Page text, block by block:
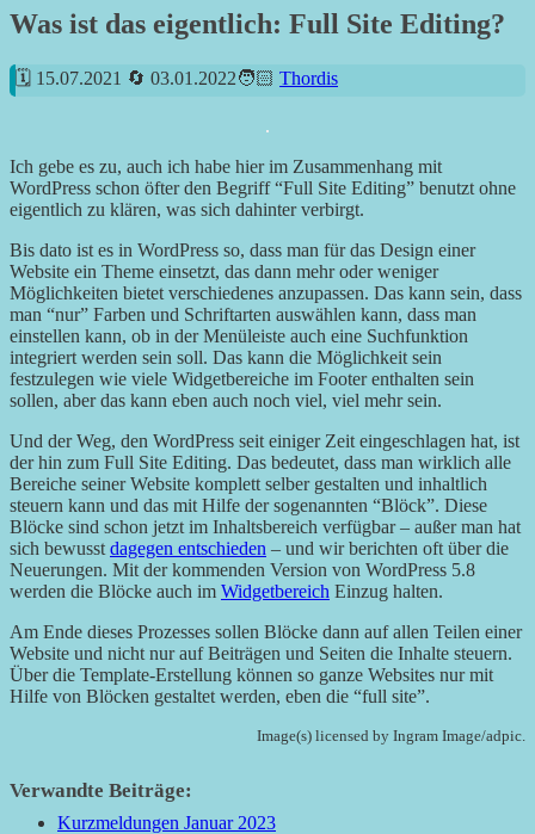
Was ist das eigentlich: Full Site Editing?
15.07.2021 03.01.2022 Thordis
Ich gebe es zu, auch ich habe hier im Zusammenhang mit
WordPress schon öfter den Begriff “Full Site Editing” benutzt ohne
eigentlich zu klären, was sich dahinter verbirgt.
Bis dato ist es in WordPress so, dass man für das Design einer
Website ein Theme einsetzt, das dann mehr oder weniger
Möglichkeiten bietet verschiedenes anzupassen. Das kann sein, dass
man “nur” Farben und Schriftarten auswählen kann, dass man
einstellen kann, ob in der Menüleiste auch eine Suchfunktion
integriert werden sein soll. Das kann die Möglichkeit sein
festzulegen wie viele Widgetbereiche im Footer enthalten sein
sollen, aber das kann eben auch noch viel, viel mehr sein.
Und der Weg, den WordPress seit einiger Zeit eingeschlagen hat, ist
der hin zum Full Site Editing. Das bedeutet, dass man wirklich alle
Bereiche seiner Website komplett selber gestalten und inhaltlich
steuern kann und das mit Hilfe der sogenannten “Blöck”. Diese
Blöcke sind schon jetzt im Inhaltsbereich verfügbar – außer man hat
sich bewusst dagegen entschieden – und wir berichten oft über die
Neuerungen. Mit der kommenden Version von WordPress 5.8
werden die Blöcke auch im Widgetbereich Einzug halten.
Am Ende dieses Prozesses sollen Blöcke dann auf allen Teilen einer
Website und nicht nur auf Beiträgen und Seiten die Inhalte steuern.
Über die Template-Erstellung können so ganze Websites nur mit
Hilfe von Blöcken gestaltet werden, eben die “full site”.
Image(s) licensed by Ingram Image/adpic.
Verwandte Beiträge:
Kurzmeldungen Januar 2023